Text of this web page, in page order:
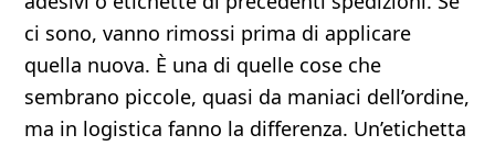
ci sono, vanno rimossi prima di applicare
quella nuova. È una di quelle cose che
sembrano piccole, quasi da maniaci dell’ordine,
ma in logistica fanno la differenza. Un’etichetta